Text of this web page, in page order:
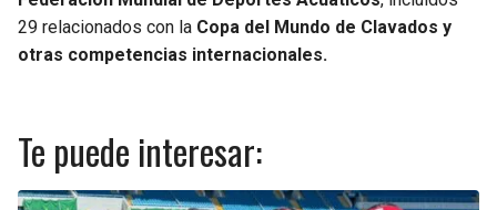
29 relacionados con la Copa del Mundo de Clavados y
otras competencias internacionales.
Te puede interesar: